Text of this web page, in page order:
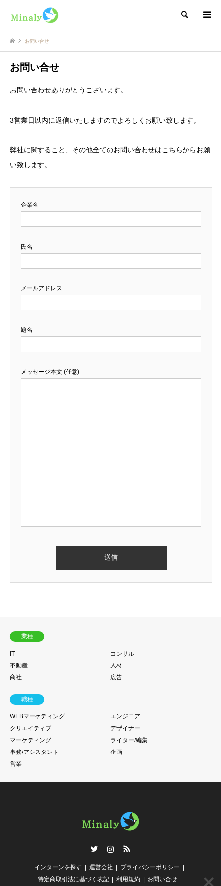
検索
お問い合せ
お問い合せ
お問い合わせありがとうございます。
3営業日以内に返信いたしますのでよろしくお願い致します。
弊社に関すること、その他全てのお問い合わせはこちらからお願
い致します。
企業名
氏名
メールアドレス
題名
メッセージ本文 (任意)
業種
IT
コンサル
不動産
人材
商社
広告
職種
WEBマーケティング
エンジニア
クリエイティブ
デザイナー
マーケティング
ライター/編集
事務/アシスタント
企画
営業
インターンを探す 運営会社
プライバシーポリシー
特定商取引法に基づく表記
利用規約 お問い合せ